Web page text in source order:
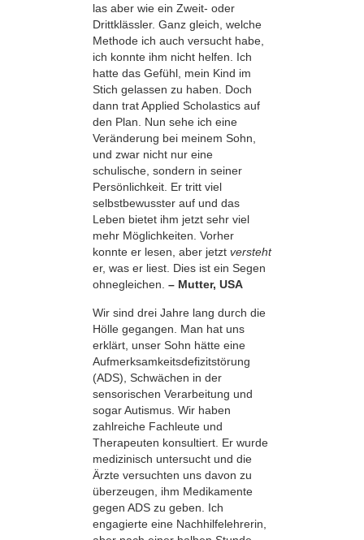
las aber wie ein Zweit- oder
Drittklässler. Ganz gleich, welche
Methode ich auch versucht habe,
ich konnte ihm nicht helfen. Ich
hatte das Gefühl, mein Kind im
Stich gelassen zu haben. Doch
dann trat Applied Scholastics auf
den Plan. Nun sehe ich eine
Veränderung bei meinem Sohn,
und zwar nicht nur eine
schulische, sondern in seiner
Persönlichkeit. Er tritt viel
selbstbewusster auf und das
Leben bietet ihm jetzt sehr viel
mehr Möglichkeiten. Vorher
konnte er lesen, aber jetzt versteht
er, was er liest. Dies ist ein Segen
ohnegleichen. – Mutter, USA
Wir sind drei Jahre lang durch die
Hölle gegangen. Man hat uns
erklärt, unser Sohn hätte eine
Aufmerksamkeitsdefizitstörung
(ADS), Schwächen in der
sensorischen Verarbeitung und
sogar Autismus. Wir haben
zahlreiche Fachleute und
Therapeuten konsultiert. Er wurde
medizinisch untersucht und die
Ärzte versuchten uns davon zu
überzeugen, ihm Medikamente
gegen ADS zu geben. Ich
engagierte eine Nachhilfelehrerin,